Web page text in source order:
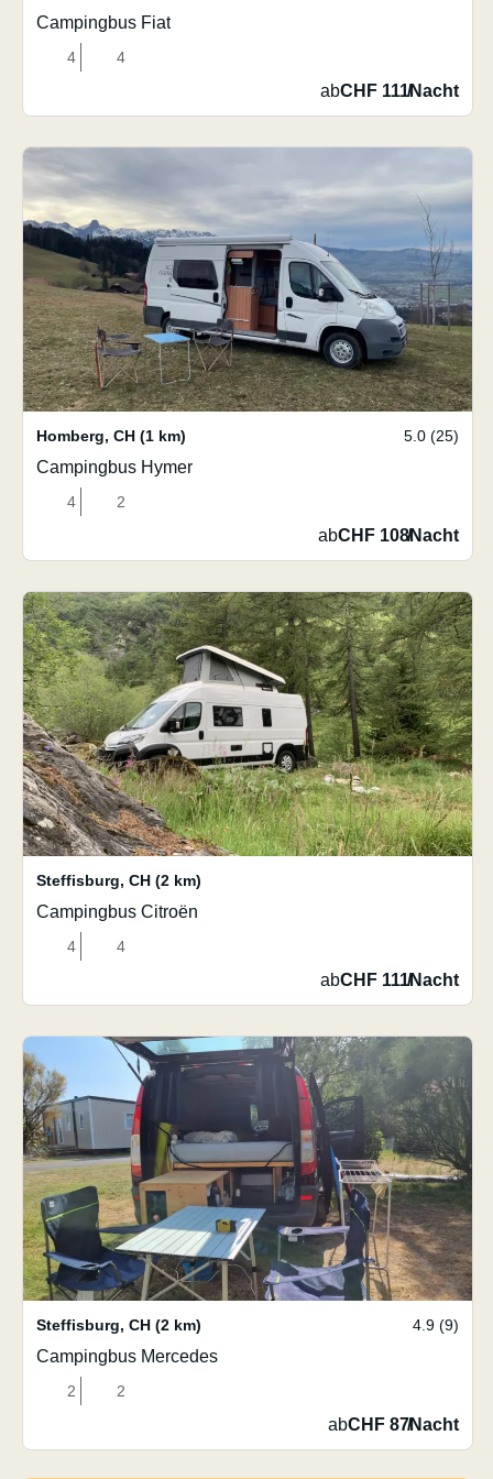
Campingbus Fiat
4 4
abCHF 111/Nacht
Homberg, CH (1 km) 5.0 (25)
Campingbus Hymer
4 2
abCHF 108/Nacht
Steffisburg, CH (2 km)
Campingbus Citroën
4 4
abCHF 111/Nacht
Steffisburg, CH (2 km) 4.9 (9)
Campingbus Mercedes
2 2
abCHF 87/Nacht